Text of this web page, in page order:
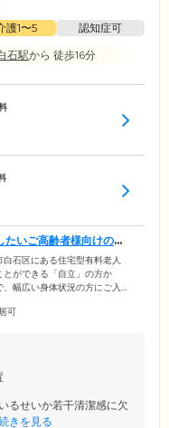
護1〜5
認知症可
石駅から 徒歩16分
いご高齢者様向けのホ
白石区にある住宅型有料老人
ができる「自立」の方か
幅広い身体状況の方にご入
や机などの家具を配置して
設定していますので、費用
可
るせいか若干清潔感に欠
きを見る